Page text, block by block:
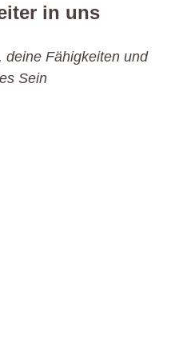
in uns
deine Fähigkeiten und
Sein